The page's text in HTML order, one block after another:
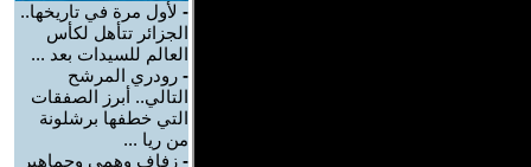
- لأول مرة في تاريخها..
الجزائر تتأهل لكأس
العالم للسيدات بعد ...
- رودري المرشح
التالي.. أبرز الصفقات
التي خطفها برشلونة
من ريا ...
- زفاف وهمي وجماهير